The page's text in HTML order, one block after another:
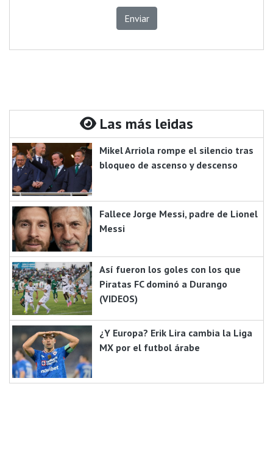
Enviar
Las más leidas
Mikel Arriola rompe el silencio tras
bloqueo de ascenso y descenso
Fallece Jorge Messi, padre de Lionel
Messi
Así fueron los goles con los que
Piratas FC dominó a Durango
(VIDEOS)
¿Y Europa? Erik Lira cambia la Liga
MX por el futbol árabe